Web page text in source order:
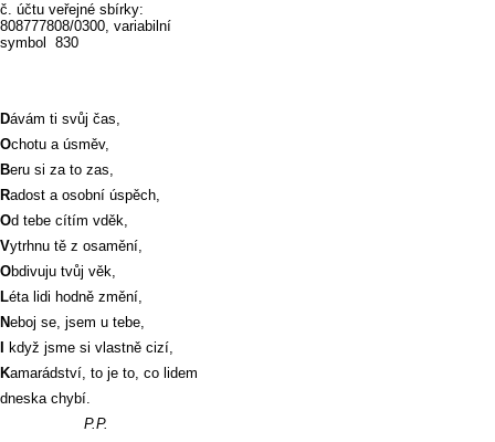
č. účtu veřejné sbírky:
808777808/0300, variabilní
symbol 830
Dávám ti svůj čas,
Ochotu a úsměv,
Beru si za to zas,
Radost a osobní úspěch,
Od tebe cítím vděk,
Vytrhnu tě z osamění,
Obdivuju tvůj věk,
Léta lidi hodně změní,
Neboj se, jsem u tebe,
když jsme si vlastně cizí,
Kamarádství, to je to, co lidem
dneska chybí.
P.P.